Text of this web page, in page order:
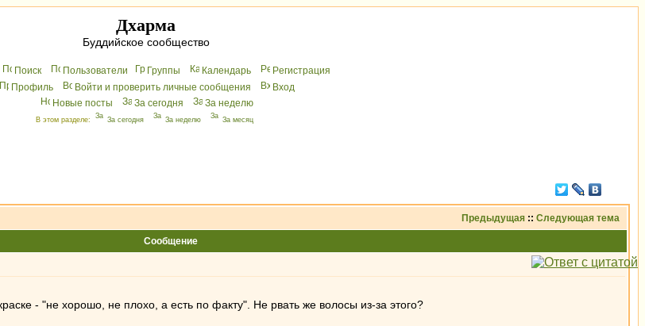
Дхарма
Буддийское сообщество
Поиск Пользователи Группы Календарь
Peгиcтрaция
Профиль
Войти и проверить личные сообщения
Вхoд
Новые посты
За сегодня За неделю
В этом разделе: За сегодня За неделю За месяц
Предыдущая :: Следующая тема
Сообщение
- "не хорошо, не плохо, а есть по факту". Не рвать же волосы из-за этого?